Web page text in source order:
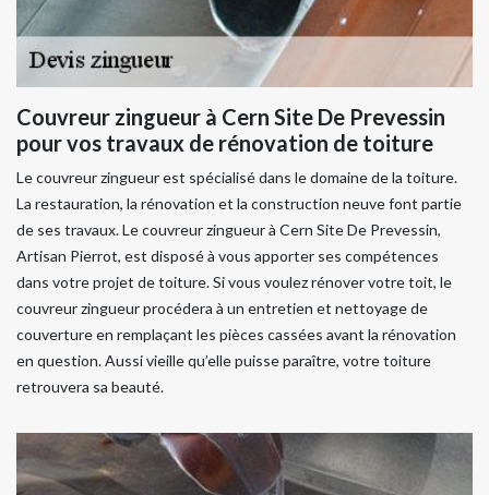
Couvreur zingueur à Cern Site De Prevessin
pour vos travaux de rénovation de toiture
Le couvreur zingueur est spécialisé dans le domaine de la toiture.
La restauration, la rénovation et la construction neuve font partie
de ses travaux. Le couvreur zingueur à Cern Site De Prevessin,
Artisan Pierrot, est disposé à vous apporter ses compétences
dans votre projet de toiture. Si vous voulez rénover votre toit, le
couvreur zingueur procédera à un entretien et nettoyage de
couverture en remplaçant les pièces cassées avant la rénovation
en question. Aussi vieille qu’elle puisse paraître, votre toiture
retrouvera sa beauté.